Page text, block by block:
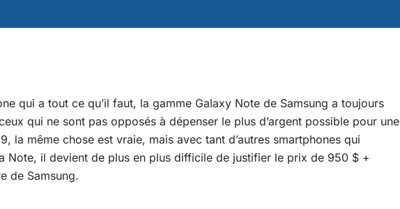
qui a tout ce qu’il faut, la gamme Galaxy Note de Samsung a toujours
qui ne sont pas opposés à dépenser le plus d’argent possible pour une
la même chose est vraie, mais avec tant d’autres smartphones qui
Note, il devient de plus en plus difficile de justifier le prix de 950 $ +
de Samsung.